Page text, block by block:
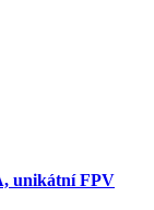
unikátní FPV